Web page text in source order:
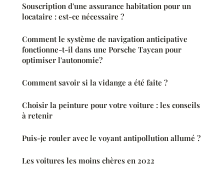
Souscription d'une assurance habitation pour un
locataire : est-ce nécessaire ?
Comment le système de navigation anticipative
fonctionne-t-il dans une Porsche Taycan pour
optimiser l'autonomie?
Comment savoir si la vidange a été faite ?
Choisir la peinture pour votre voiture : les conseils
à retenir
Puis-je rouler avec le voyant antipollution allumé ?
Les voitures les moins chères en 2022